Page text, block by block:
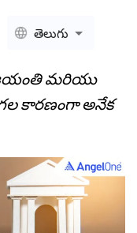
తెలుగు
జయంతి మరియు
కారణంగా అనేక